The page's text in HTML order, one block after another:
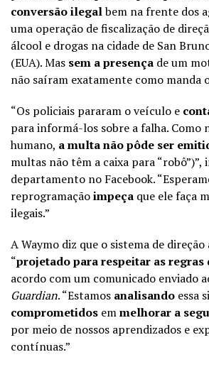
conversão ilegalbem na frente dos
uma operação de fiscalização de
álcool e drogas na cidade de San
(EUA). Mas sem a presença de um
não saíram exatamente como manda
“Os policiais pararam o veículo e
para informá-los sobre a falha. Como
humano, a multa não pôde ser
multas não têm a caixa para
departamento no Facebook.
reprogramaçãoimpeça que ele faça
ilegais.”
A Waymo diz que o sistema de
“projetado para respeitar as regras
acordo com um comunicado enviado
Guardian. “Estamos analisando essa
comprometidos emmelhorar a
por meio de nossos aprendizados e
contínuas.”